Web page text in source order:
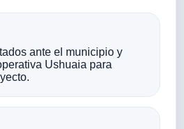
ante el municipio y
Ushuaia para